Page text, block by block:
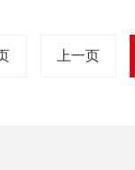
上一页